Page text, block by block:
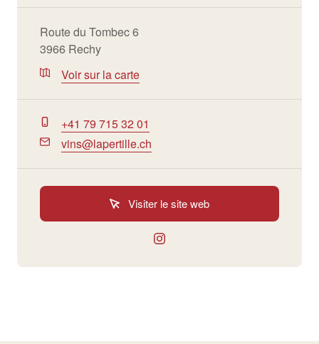
Route du Tombec 6
3966 Rechy
Voir sur la carte
+41 79 715 32 01
vins@lapertille.ch
Visiter le site web